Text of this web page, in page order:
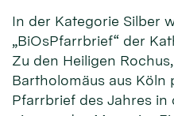
In der Kategorie Silber
„BiOsPfarrbrief“ der
Zu den Heiligen
Bartholomäus aus Köln
Pfarrbrief des Jahres in